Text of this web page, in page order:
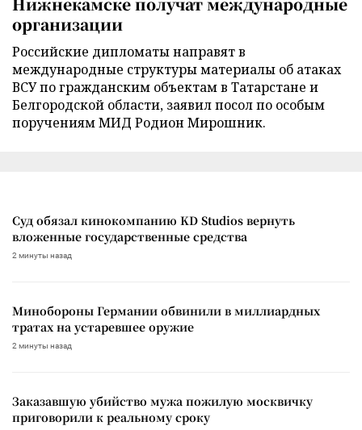
организации
Российские дипломаты направят в
международные структуры материалы об атаках
ВСУ по гражданским объектам в Татарстане и
Белгородской области, заявил посол по особым
поручениям МИД Родион Мирошник.
Суд обязал кинокомпанию KD Studios вернуть
вложенные государственные средства
2 минуты назад
Минобороны Германии обвинили в миллиардных
тратах на устаревшее оружие
2 минуты назад
Заказавшую убийство мужа пожилую москвичку
приговорили к реальному сроку